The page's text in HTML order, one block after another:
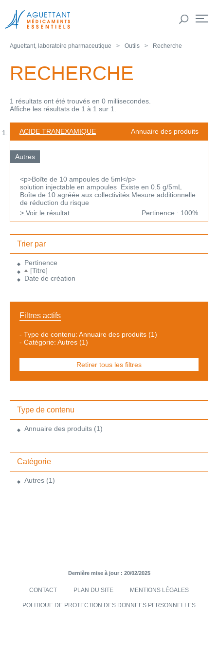
Aguettant, laboratoire pharmaceutique Outils Recherche
RECHERCHE
1 résultats ont été trouvés en 0 millisecondes.
Affiche les résultats de 1 à 1 sur 1.
ACIDE TRANEXAMIQUE Annuaire des produits
Autres
<p>Boîte de 10 ampoules de 5ml</p>
solution injectable en ampoules Existe en 0.5 g/5mL
Boîte de 10 agréée aux collectivités Mesure additionnelle
de réduction du risque
> Voir le résultat
Pertinence : 100%
Trier par
Pertinence
[Titre]
Date de création
Filtres actifs
- Type de contenu: Annuaire des produits (1)
- Catégorie: Autres (1)
Retirer tous les filtres
Type de contenu
Annuaire des produits (1)
Catégorie
Autres (1)
Dernière mise à jour : 20/02/2025
CONTACT PLAN DU SITE MENTIONS LÉGALES
POLITIQUE DE PROTECTION DES DONNEES PERSONNELLES